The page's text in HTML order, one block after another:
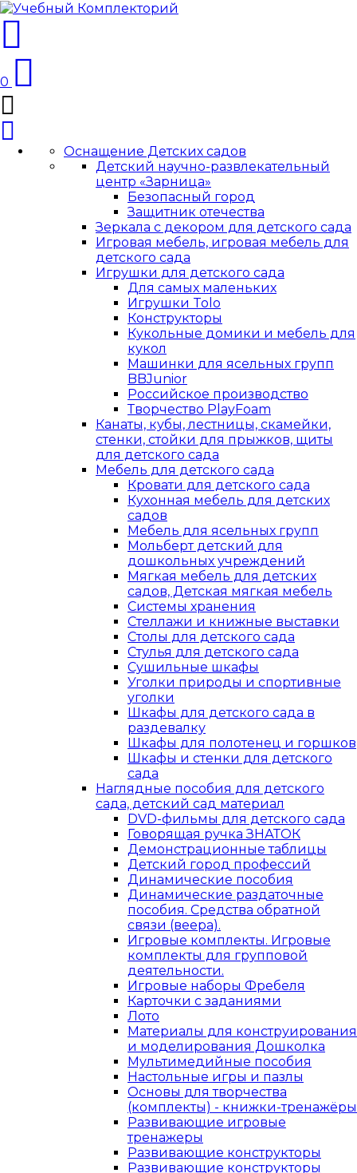
0
Оснащение Детских садов
Детский научно-развлекательный
центр «Зарница»
Безопасный город
Защитник отечества
Зеркала с декором для детского сада
Игровая мебель, игровая мебель для
детского сада
Игрушки для детского сада
Для самых маленьких
Игрушки Tolo
Конструкторы
Кукольные домики и мебель для
кукол
Машинки для ясельных групп
BBJunior
Российское производство
Творчество PlayFoam
Канаты, кубы, лестницы, скамейки,
стенки, стойки для прыжков, щиты
для детского сада
Мебель для детского сада
Кровати для детского сада
Кухонная мебель для детских
садов
Мебель для ясельных групп
Мольберт детский для
дошкольных учреждений
Мягкая мебель для детских
садов, Детская мягкая мебель
Системы хранения
Стеллажи и книжные выставки
Столы для детского сада
Стулья для детского сада
Сушильные шкафы
Уголки природы и спортивные
уголки
Шкафы для детского сада в
раздевалку
Шкафы для полотенец и горшков
Шкафы и стенки для детского
сада
Наглядные пособия для детского
сада, детский сад материал
DVD-фильмы для детского сада
Говорящая ручка ЗНАТОК
Демонстрационные таблицы
Детский город профессий
Динамические пособия
Динамические раздаточные
пособия. Средства обратной
связи (веера).
Игровые комплекты. Игровые
комплекты для групповой
деятельности.
Игровые наборы Фребеля
Карточки с заданиями
Лото
Материалы для конструирования
и моделирования Дошколка
Мультимедийные пособия
Настольные игры и пазлы
Основы для творчества
(комплекты) - книжки-тренажёры
Развивающие игровые
тренажеры
Развивающие конструкторы
Развивающие конструкторы